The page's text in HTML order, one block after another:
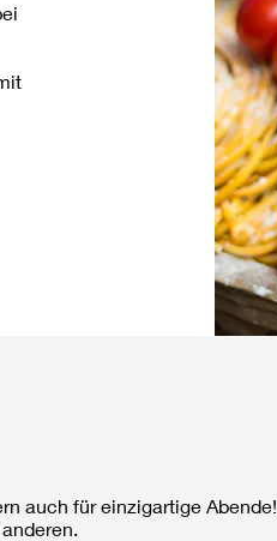
auch für einzigartige Abende!